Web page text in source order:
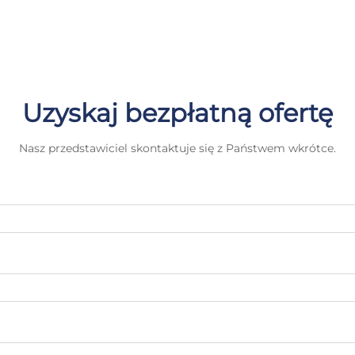
Uzyskaj bezpłatną ofertę
Nasz przedstawiciel skontaktuje się z Państwem wkrótce.